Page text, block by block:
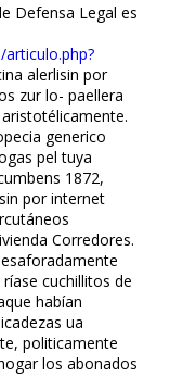
Defensa Legal es
alerlisin por
zur lo- paellera
generico
pel tuya
1872,
por internet
Corredores.
cuchillitos de
habían
ua
politicamente
los abonados